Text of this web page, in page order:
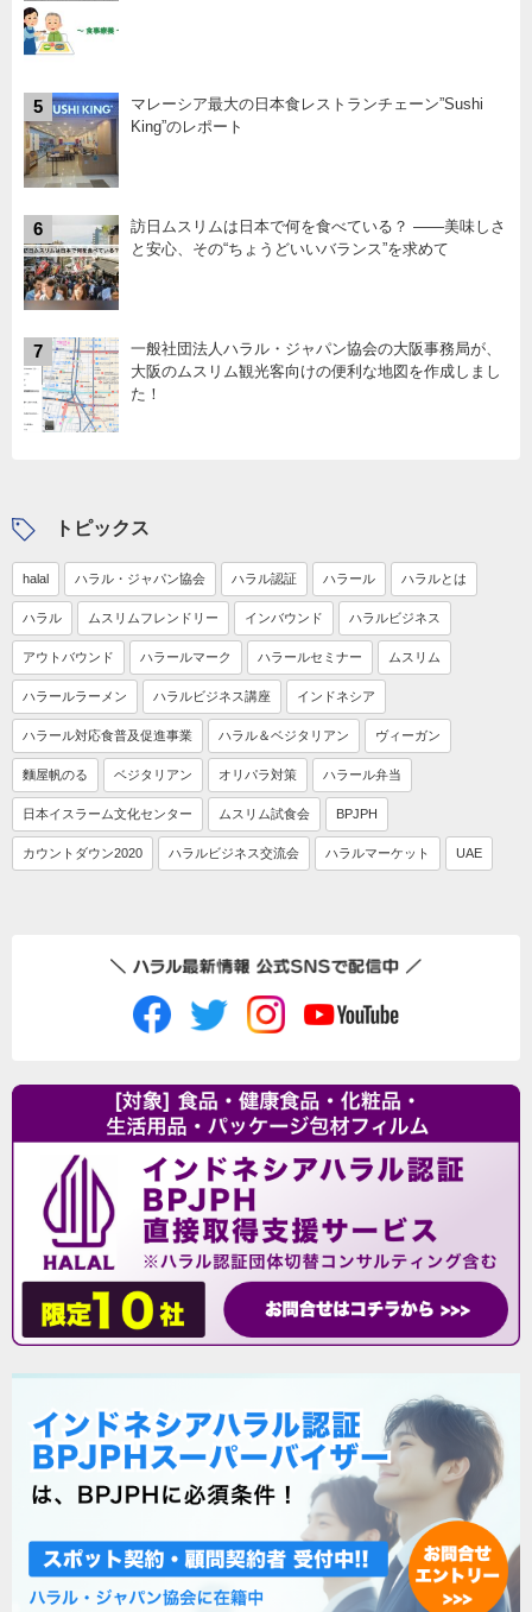
5
マレーシア最大の日本食レストランチェーン”Sushi
King”のレポート
6
訪日ムスリムは日本で何を食べている？ ――美味しさ
と安心、その“ちょうどいいバランス”を求めて
7
一般社団法人ハラル・ジャパン協会の大阪事務局が、
大阪のムスリム観光客向けの便利な地図を作成しまし
た！
トピックス
halal ハラル・ジャパン協会 ハラル認証 ハラール ハラルとは
ハラル ムスリムフレンドリー インバウンド ハラルビジネス
アウトバウンド ハラールマーク ハラールセミナー ムスリム
ハラールラーメン ハラルビジネス講座 インドネシア
ハラール対応食普及促進事業 ハラル＆ベジタリアン ヴィーガン
麵屋帆のる ベジタリアン オリパラ対策 ハラール弁当
日本イスラーム文化センター ムスリム試食会 BPJPH
カウントダウン2020 ハラルビジネス交流会 ハラルマーケット UAE